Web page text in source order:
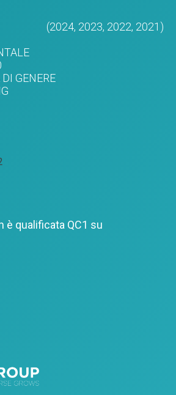
(2024, 2023, 2022, 2021)
GENERE
è qualificata QC1 su